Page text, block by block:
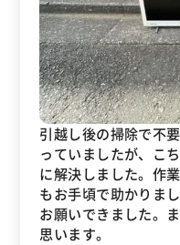
引越し後の掃除で不
っていましたが、こ
に解決しました。作
もお手頃で助かりま
お願いできました。
思います。